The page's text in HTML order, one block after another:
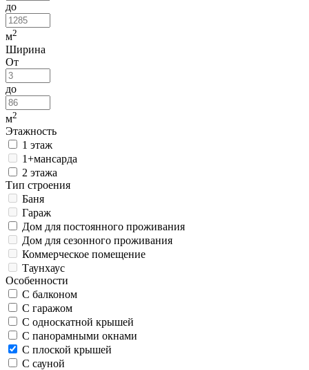
до
м2
Ширина
От
до
м2
Этажность
1 этаж
1+мансарда
2 этажа
Тип строения
Баня
Гараж
Дом для постоянного проживания
Дом для сезонного проживания
Коммерческое помещение
Таунхаус
Особенности
С балконом
С гаражом
С односкатной крышей
С панорамными окнами
С плоской крышей
С сауной